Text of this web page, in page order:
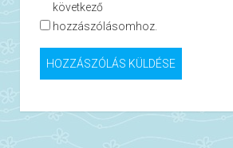
következő
hozzászólásomhoz.